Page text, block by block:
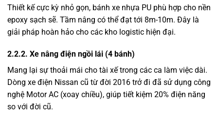
Thiết kế cực kỳ nhỏ gọn, bánh xe nhựa PU phù hợp cho nền
epoxy sạch sẽ. Tầm nâng có thể đạt tới 8m-10m. Đây là
giải pháp hoàn hảo cho các kho logistic hiện đại.
2.2.2. Xe nâng điện ngồi lái (4 bánh)
Mang lại sự thoải mái cho tài xế trong các ca làm việc dài.
Dòng xe điện Nissan cũ từ đời 2016 trở đi đã sử dụng công
nghệ Motor AC (xoay chiều), giúp tiết kiệm 20% điện năng
so với đời cũ.